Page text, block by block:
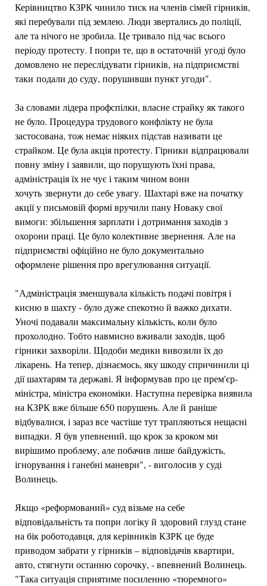
Керівництво КЗРК чинило тиск на членів сімей гірників,
які перебували під землею. Люди звертались до поліції,
але та нічого не зробила. Це тривало під час всього
періоду протесту. І попри те, що в остаточній угоді було
домовлено не переслідувати гірників, на підприємстві
таки подали до суду, порушивши пункт угоди".
За словами лідера профспілки, власне страйку як такого
не було. Процедура трудового конфлікту не була
застосована, тож немає ніяких підстав називати це
страйком. Це була акція протесту. Гірники відпрацювали
повну зміну і заявили, що порушують їхні права,
адміністрація їх не чує і таким чином вони
хочуть звернути до себе увагу. Шахтарі вже на початку
акції у письмовій формі вручили пану Новаку свої
вимоги: збільшення зарплати і дотримання заходів з
охорони праці. Це було колективне звернення. Але на
підприємстві офіційно не було документально
оформлене рішення про врегулювання ситуації.
"Адміністрація зменшувала кількість подачі повітря і
кисню в шахту - було дуже спекотно й важко дихати.
Уночі подавали максимальну кількість, коли було
прохолодно. Тобто навмисно вживали заходів, щоб
гірники захворіли. Щодоби медики вивозили їх до
лікарень. На тепер, дізнаємось, яку шкоду спричинили ці
дії шахтарям та державі. Я інформував про це прем'єр-
міністра, міністра економіки. Наступна перевірка виявила
на КЗРК вже більше 650 порушень. Але й раніше
відбувалися, і зараз все частіше тут трапляються нещасні
випадки. Я був упевнений, що крок за кроком ми
вирішимо проблему, але побачив лише байдужість,
ігнорування і ганебні маневри", - виголосив у суді
Волинець.
Якщо «реформований» суд візьме на себе
відповідальність та попри логіку й здоровий глузд стане
на бік роботодавця, для керівників КЗРК це буде
приводом забрати у гірників – відповідачів квартири,
авто, стягнути останню сорочку, - впевнений Волинець.
"Така ситуація сприятиме посиленню «тюремного»